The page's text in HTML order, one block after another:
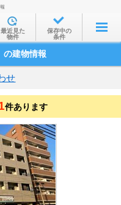
駅から
から
学時間から
集から
会社から
最近見た
物件
保存中の
条件
の建物情報
せ
件あります